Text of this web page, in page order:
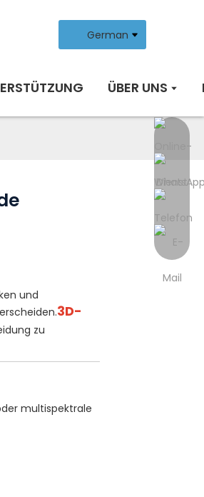
German
ÜBER UNS
und
3D-
zu
multispektrale